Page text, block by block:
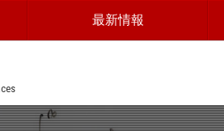
最新情報